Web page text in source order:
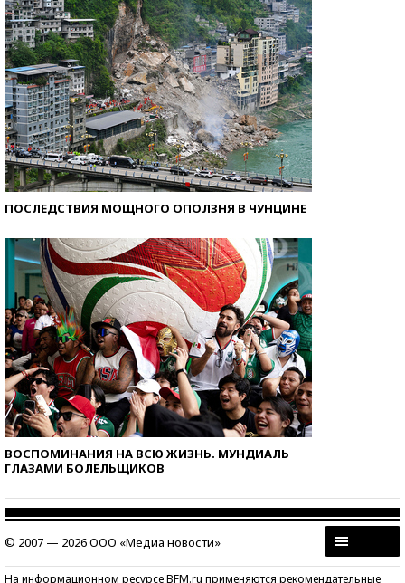
ПОСЛЕДСТВИЯ МОЩНОГО ОПОЛЗНЯ В ЧУНЦИНЕ
ВОСПОМИНАНИЯ НА ВСЮ ЖИЗНЬ. МУНДИАЛЬ
ГЛАЗАМИ БОЛЕЛЬЩИКОВ
© 2007 — 2026 ООО «Медиа новости»
На информационном ресурсе BFM.ru применяются рекомендательные